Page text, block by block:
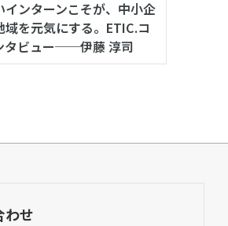
ンターンこそが、中小企
を元気にする。ETIC.コ
タビュー──伊藤 淳司
わせ